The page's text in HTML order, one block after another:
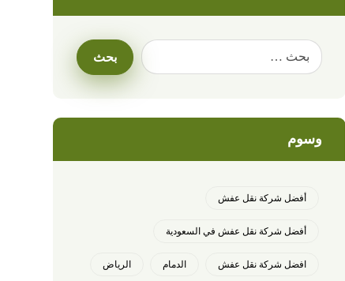
وسوم
أفضل شركة نقل عفش
أفضل شركة نقل عفش في السعودية
افضل شركة نقل عفش الدمام الرياض